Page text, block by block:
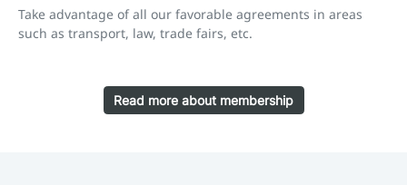
Take advantage of all our favorable agreements in areas
such as transport, law, trade fairs, etc.
Read more about membership